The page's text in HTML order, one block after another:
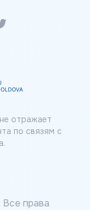
отражает
по связям с
права